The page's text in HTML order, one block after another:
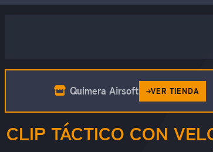
Quimera Airsoft VER TIENDA
CLIP TÁCTICO CON